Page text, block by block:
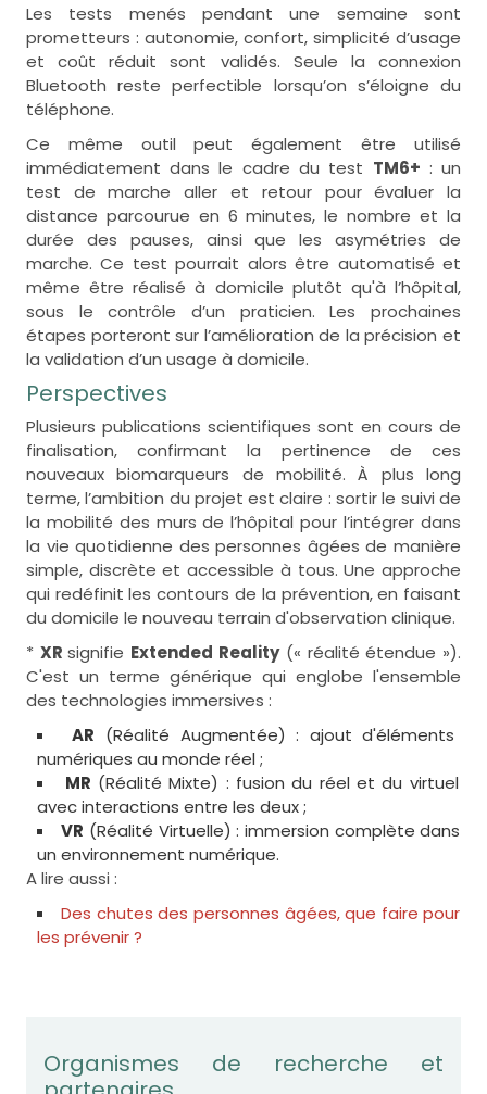
Les tests menés pendant une semaine sont
prometteurs : autonomie, confort, simplicité d’usage
et coût réduit sont validés. Seule la connexion
Bluetooth reste perfectible lorsqu’on s’éloigne du
téléphone.
Ce même outil peut également être utilisé
immédiatement dans le cadre du test TM6+ : un
test de marche aller et retour pour évaluer la
distance parcourue en 6 minutes, le nombre et la
durée des pauses, ainsi que les asymétries de
marche. Ce test pourrait alors être automatisé et
même être réalisé à domicile plutôt qu'à l’hôpital,
sous le contrôle d’un praticien. Les prochaines
étapes porteront sur l’amélioration de la précision et
la validation d’un usage à domicile.
Perspectives
Plusieurs publications scientifiques sont en cours de
finalisation, confirmant la pertinence de ces
nouveaux biomarqueurs de mobilité. À plus long
terme, l’ambition du projet est claire : sortir le suivi de
la mobilité des murs de l’hôpital pour l’intégrer dans
la vie quotidienne des personnes âgées de manière
simple, discrète et accessible à tous. Une approche
qui redéfinit les contours de la prévention, en faisant
du domicile le nouveau terrain d'observation clinique.
* XRsignifie Extended Reality(« réalité étendue »).
C'est un terme générique qui englobe l'ensemble
des technologies immersives :
AR (Réalité Augmentée) : ajout d'éléments
numériques au monde réel ;
MR (Réalité Mixte) : fusion du réel et du virtuel
avec interactions entre les deux ;
VR (Réalité Virtuelle) : immersion complète dans
un environnement numérique.
A lire aussi :
Des chutes des personnes âgées, que faire pour
les prévenir ?
Organismes de recherche et